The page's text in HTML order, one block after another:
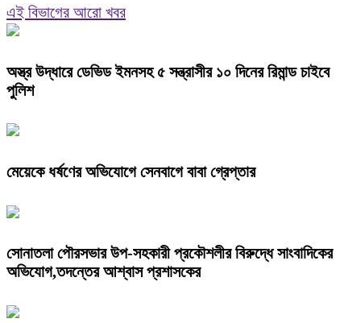
এই বিভাগের আরো খবর
অস্ত্র উদ্ধারে ডেভিড ইমনসহ ৫ সন্ত্রাসীর ১০ দিনের রিমান্ড চাইবে
পুলিশ
মেয়েকে ধর্ষণের অভিযোগে সেনবাগে বাবা গ্রেপ্তার
সোনাতলা পৌরসভার উপ-সহকারী প্রকৌশলীর বিরুদ্ধে সাংবাদিকের
অভিযোগ,তদন্তের আশ্বাস প্রশাসকের